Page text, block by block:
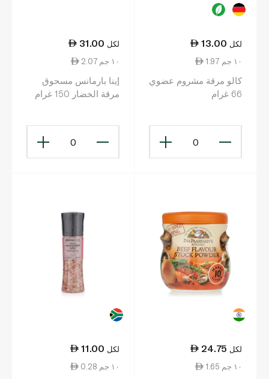
13.00 لكل
1.97 ١٠ جم
كالو مرقة مشروم عضوي
66 غرام
0
31.00 لكل
2.07 ١٠ جم
إينا بارمانس مسحوق
مرقة الخضار 150 غرام
0
24.75 لكل
1.65 ١٠ جم
11.00 لكل
0.28 ١٠ جم